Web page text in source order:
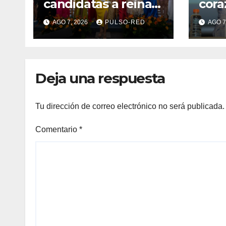
candidatas a reinas
de “Tlaxcala, la
Feria de Ferias 2026:
La Flor Tlaxcalteca”
AGO 7, 2026 PULSO-RED
de
AGO
Deja una respuesta
Tu dirección de correo electrónico no será publicada.
Comentario *